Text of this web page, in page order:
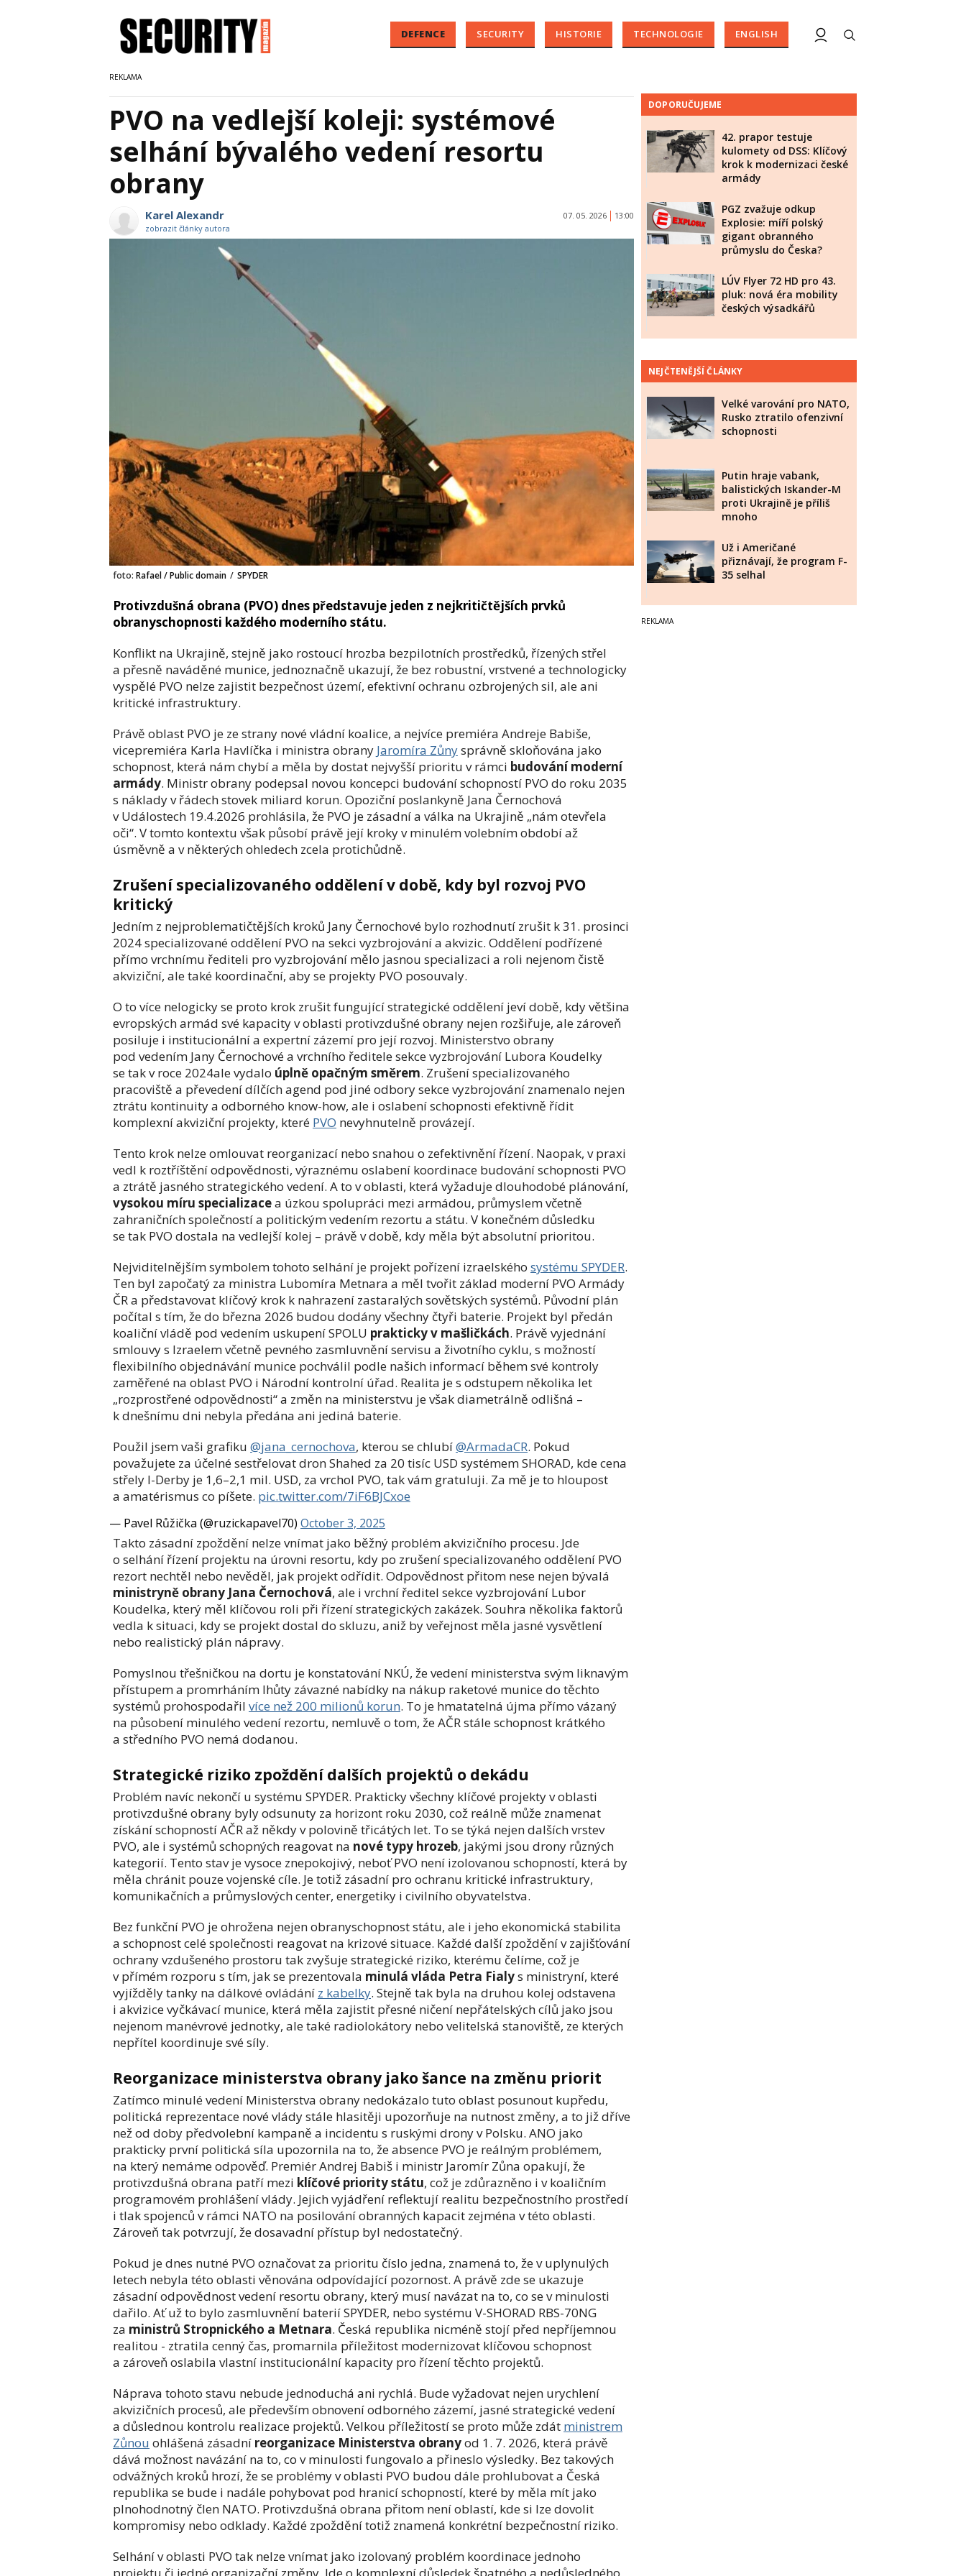
DEFENCE SECURITY HISTORIE TECHNOLOGIE ENGLISH
PVO na vedlejší koleji: systémové
selhání bývalého vedení resortu
obrany
Karel Alexandr
zobrazit články autora
07. 05. 2026 13:00
foto: Rafael / Public domain / SPYDER
Protivzdušná obrana (PVO) dnes představuje jeden z nejkritičtějších prvků
obranyschopnosti každého moderního státu.
Konflikt na Ukrajině, stejně jako rostoucí hrozba bezpilotních prostředků, řízených střel
a přesně naváděné munice, jednoznačně ukazují, že bez robustní, vrstvené a technologicky
vyspělé PVO nelze zajistit bezpečnost území, efektivní ochranu ozbrojených sil, ale ani
kritické infrastruktury.
Právě oblast PVO je ze strany nové vládní koalice, a nejvíce premiéra Andreje Babiše,
vicepremiéra Karla Havlíčka i ministra obrany Jaromíra Zůnysprávně skloňována jako
schopnost, která nám chybí a měla by dostat nejvyšší prioritu v rámci budování moderní
armády. Ministr obrany podepsal novou koncepci budování schopností PVO do roku 2035
s náklady v řádech stovek miliard korun. Opoziční poslankyně Jana Černochová
v Událostech 19.4.2026 prohlásila, že PVO je zásadní a válka na Ukrajině „nám otevřela
oči“. V tomto kontextu však působí právě její kroky v minulém volebním období až
úsměvně a v některých ohledech zcela protichůdně.
Zrušení specializovaného oddělení v době, kdy byl rozvoj PVO
kritický
Jedním z nejproblematičtějších kroků Jany Černochové bylo rozhodnutí zrušit k 31. prosinci
2024 specializované oddělení PVO na sekci vyzbrojování a akvizic. Oddělení podřízené
přímo vrchnímu řediteli pro vyzbrojování mělo jasnou specializaci a roli nejenom čistě
akviziční, ale také koordinační, aby se projekty PVO posouvaly.
O to více nelogicky se proto krok zrušit fungující strategické oddělení jeví době, kdy většina
evropských armád své kapacity v oblasti protivzdušné obrany nejen rozšiřuje, ale zároveň
posiluje i institucionální a expertní zázemí pro její rozvoj. Ministerstvo obrany
pod vedením Jany Černochové a vrchního ředitele sekce vyzbrojování Lubora Koudelky
se tak v roce 2024ale vydalo úplně opačným směrem. Zrušení specializovaného
pracoviště a převedení dílčích agend pod jiné odbory sekce vyzbrojování znamenalo nejen
ztrátu kontinuity a odborného know-how, ale i oslabení schopnosti efektivně řídit
komplexní akviziční projekty, které PVO nevyhnutelně provázejí.
Tento krok nelze omlouvat reorganizací nebo snahou o zefektivnění řízení. Naopak, v praxi
vedl k roztříštění odpovědnosti, výraznému oslabení koordinace budování schopnosti PVO
a ztrátě jasného strategického vedení. A to v oblasti, která vyžaduje dlouhodobé plánování,
vysokou míru specializacea úzkou spolupráci mezi armádou, průmyslem včetně
zahraničních společností a politickým vedením rezortu a státu. V konečném důsledku
se tak PVO dostala na vedlejší kolej – právě v době, kdy měla být absolutní prioritou.
Nejviditelnějším symbolem tohoto selhání je projekt pořízení izraelského systému SPYDER.
Ten byl započatý za ministra Lubomíra Metnara a měl tvořit základ moderní PVO Armády
ČR a představovat klíčový krok k nahrazení zastaralých sovětských systémů. Původní plán
počítal s tím, že do března 2026 budou dodány všechny čtyři baterie. Projekt byl předán
koaliční vládě pod vedením uskupení SPOLU prakticky v mašličkách. Právě vyjednání
smlouvy s Izraelem včetně pevného zasmluvnění servisu a životního cyklu, s možností
flexibilního objednávání munice pochválil podle našich informací během své kontroly
zaměřené na oblast PVO i Národní kontrolní úřad. Realita je s odstupem několika let
„rozprostřené odpovědnosti“ a změn na ministerstvu je však diametrálně odlišná –
k dnešnímu dni nebyla předána ani jediná baterie.
Použil jsem vaši grafiku @jana_cernochova, kterou se chlubí@ArmadaCR. Pokud
považujete za účelné sestřelovat dron Shahed za 20 tisíc USD systémem SHORAD, kde cena
střely I-Derby je 1,6–2,1 mil. USD, za vrchol PVO, tak vám gratuluji. Za mě je to hloupost
a amatérismus co píšete. pic.twitter.com/7iF6BJCxoe
— Pavel Růžička (@ruzickapavel70) October 3, 2025
Takto zásadní zpoždění nelze vnímat jako běžný problém akvizičního procesu. Jde
o selhání řízení projektu na úrovni resortu, kdy po zrušení specializovaného oddělení PVO
rezort nechtěl nebo nevěděl, jak projekt odřídit. Odpovědnost přitom nese nejen bývalá
ministryně obrany Jana Černochová, ale i vrchní ředitel sekce vyzbrojování Lubor
Koudelka, který měl klíčovou roli při řízení strategických zakázek. Souhra několika faktorů
vedla k situaci, kdy se projekt dostal do skluzu, aniž by veřejnost měla jasné vysvětlení
nebo realistický plán nápravy.
Pomyslnou třešničkou na dortu je konstatování NKÚ, že vedení ministerstva svým liknavým
přístupem a promrháním lhůty závazné nabídky na nákup raketové munice do těchto
systémů prohospodařil více než 200 milionů korun. To je hmatatelná újma přímo vázaný
na působení minulého vedení rezortu, nemluvě o tom, že AČR stále schopnost krátkého
a středního PVO nemá dodanou.
Strategické riziko zpoždění dalších projektů o dekádu
Problém navíc nekončí u systému SPYDER. Prakticky všechny klíčové projekty v oblasti
protivzdušné obrany byly odsunuty za horizont roku 2030, což reálně může znamenat
získání schopností AČR až někdy v polovině třicátých let. To se týká nejen dalších vrstev
PVO, ale i systémů schopných reagovat na nové typy hrozeb, jakými jsou drony různých
kategorií. Tento stav je vysoce znepokojivý, neboť PVO není izolovanou schopností, která by
měla chránit pouze vojenské cíle. Je totiž zásadní pro ochranu kritické infrastruktury,
komunikačních a průmyslových center, energetiky i civilního obyvatelstva.
Bez funkční PVO je ohrožena nejen obranyschopnost státu, ale i jeho ekonomická stabilita
a schopnost celé společnosti reagovat na krizové situace. Každé další zpoždění v zajišťování
ochrany vzdušeného prostoru tak zvyšuje strategické riziko, kterému čelíme, což je
v přímém rozporu s tím, jak se prezentovala minulá vláda Petra Fialys ministryní, které
vyjížděly tanky na dálkové ovládání z kabelky. Stejně tak byla na druhou kolej odstavena
i akvizice vyčkávací munice, která měla zajistit přesné ničení nepřátelských cílů jako jsou
nejenom manévrové jednotky, ale také radiolokátory nebo velitelská stanoviště, ze kterých
nepřítel koordinuje své síly.
Reorganizace ministerstva obrany jako šance na změnu priorit
Zatímco minulé vedení Ministerstva obrany nedokázalo tuto oblast posunout kupředu,
politická reprezentace nové vlády stále hlasitěji upozorňuje na nutnost změny, a to již dříve
než od doby předvolební kampaně a incidentu s ruskými drony v Polsku. ANO jako
prakticky první politická síla upozornila na to, že absence PVO je reálným problémem,
na který nemáme odpověď. Premiér Andrej Babiš i ministr Jaromír Zůna opakují, že
protivzdušná obrana patří mezi klíčové priority státu, což je zdůrazněno i v koaličním
programovém prohlášení vlády. Jejich vyjádření reflektují realitu bezpečnostního prostředí
i tlak spojenců v rámci NATO na posilování obranných kapacit zejména v této oblasti.
Zároveň tak potvrzují, že dosavadní přístup byl nedostatečný.
Pokud je dnes nutné PVO označovat za prioritu číslo jedna, znamená to, že v uplynulých
letech nebyla této oblasti věnována odpovídající pozornost. A právě zde se ukazuje
zásadní odpovědnost vedení resortu obrany, který musí navázat na to, co se v minulosti
dařilo. Ať už to bylo zasmluvnění baterií SPYDER, nebo systému V-SHORAD RBS-70NG
za ministrů Stropnického a Metnara. Česká republika nicméně stojí před nepříjemnou
realitou - ztratila cenný čas, promarnila příležitost modernizovat klíčovou schopnost
a zároveň oslabila vlastní institucionální kapacity pro řízení těchto projektů.
Náprava tohoto stavu nebude jednoduchá ani rychlá. Bude vyžadovat nejen urychlení
akvizičních procesů, ale především obnovení odborného zázemí, jasné strategické vedení
a důslednou kontrolu realizace projektů. Velkou příležitostí se proto může zdát ministrem
Zůnou ohlášená zásadní reorganizace Ministerstva obranyod 1. 7. 2026, která právě
dává možnost navázání na to, co v minulosti fungovalo a přineslo výsledky. Bez takových
odvážných kroků hrozí, že se problémy v oblasti PVO budou dále prohlubovat a Česká
republika se bude i nadále pohybovat pod hranicí schopností, které by měla mít jako
plnohodnotný člen NATO. Protivzdušná obrana přitom není oblastí, kde si lze dovolit
kompromisy nebo odklady. Každé zpoždění totiž znamená konkrétní bezpečnostní riziko.
Selhání v oblasti PVO tak nelze vnímat jako izolovaný problém koordinace jednoho
DOPORUČUJEME
42. prapor testuje
kulomety od DSS: Klíčový
krok k modernizaci české
armády
PGZ zvažuje odkup
Explosie: míří polský
gigant obranného
průmyslu do Česka?
LÚV Flyer 72 HD pro 43.
pluk: nová éra mobility
českých výsadkářů
NEJČTENĚJŠÍ ČLÁNKY
Velké varování pro NATO,
Rusko ztratilo ofenzivní
schopnosti
Putin hraje vabank,
balistických Iskander-M
proti Ukrajině je příliš
mnoho
Už i Američané
přiznávají, že program F-
35 selhal